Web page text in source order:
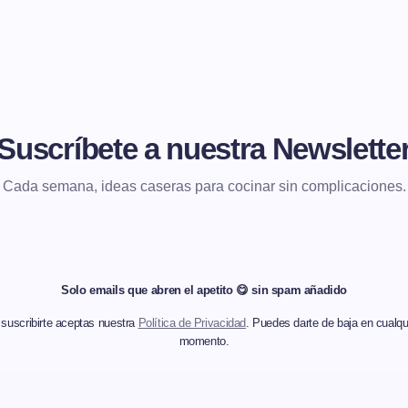
a nuestra
Cada semana, ideas caseras para cocinar sin complicaciones.
Solo emails que abren el apetito 😋 sin spam añadido
aceptas nuestra Política de Privacidad. Puedes darte de baja en
momento.